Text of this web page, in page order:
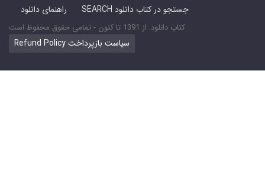
راهنمای دانلود
SEARCH جستجو در کتاب دانلود
کتاب دانلود: از 1391 تا کنون - تمامی حقوق محفوظ است
Refund Policy سیاست بازپرداخت